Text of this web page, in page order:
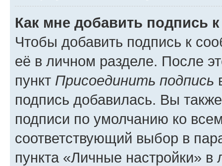
Как мне добавить подпись
Чтобы добавить подпись к
её в личном разделе. После
пункт Присоединить подпись
подпись добавилась. Вы
подписи по умолчанию ко
соответствующий выбор в
пункта «Личные настройки»